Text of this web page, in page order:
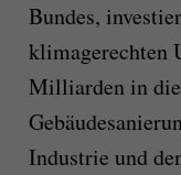
Bundes,
klimagerechten
Milliarden in
Industrie und